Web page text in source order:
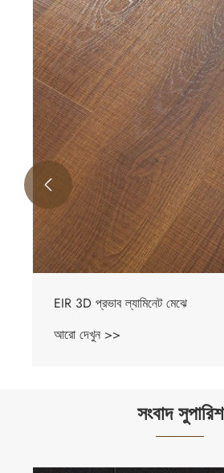
HDF EIR পৃষ্ঠ স্তরিত মেঝে
আরো দেখুন >>

সংবাদ সুপারিশ